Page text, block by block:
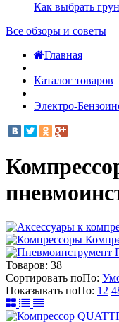
Как выбрать
Все обзоры и советы
Главная
|
Каталог товаров
|
Электро-
Товаров: 38
Сортировать поПо:
Показывать поПо: 12